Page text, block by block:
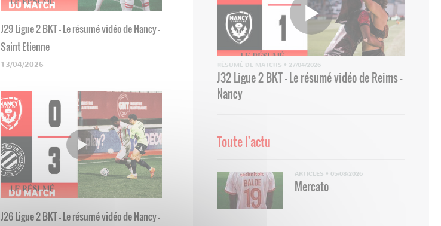
J29 Ligue 2 BKT - Le résumé vidéo de Nancy -
Saint Etienne
13/04/2026
J26 Ligue 2 BKT - Le résumé vidéo de Nancy -
RÉSUMÉ DE MATCHS • 27/04/2026
J32 Ligue 2 BKT - Le résumé vidéo de Reims -
Nancy
Toute l'actu
ARTICLES • 05/08/2026
Mercato